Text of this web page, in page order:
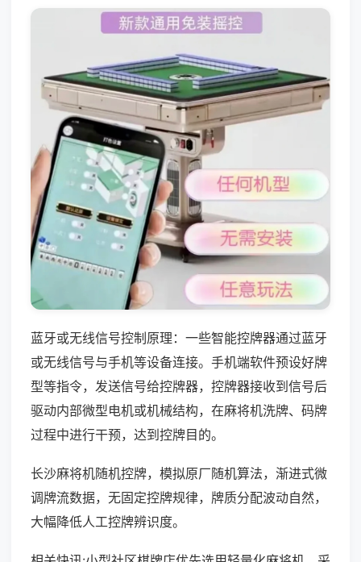
蓝牙或无线信号控制原理：一些智能控牌器通过蓝牙
或无线信号与手机等设备连接。手机端软件预设好牌
型等指令，发送信号给控牌器，控牌器接收到信号后
驱动内部微型电机或机械结构，在麻将机洗牌、码牌
过程中进行干预，达到控牌目的。
长沙麻将机随机控牌，模拟原厂随机算法，渐进式微
调牌流数据，无固定控牌规律，牌质分配波动自然，
大幅降低人工控牌辨识度。